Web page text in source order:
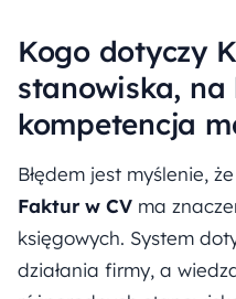
Kogo dotyczy
stanowiska,
kompetencja
Błędem jest myślenie, że
Faktur w CV ma
księgowych. System
działania firmy, a